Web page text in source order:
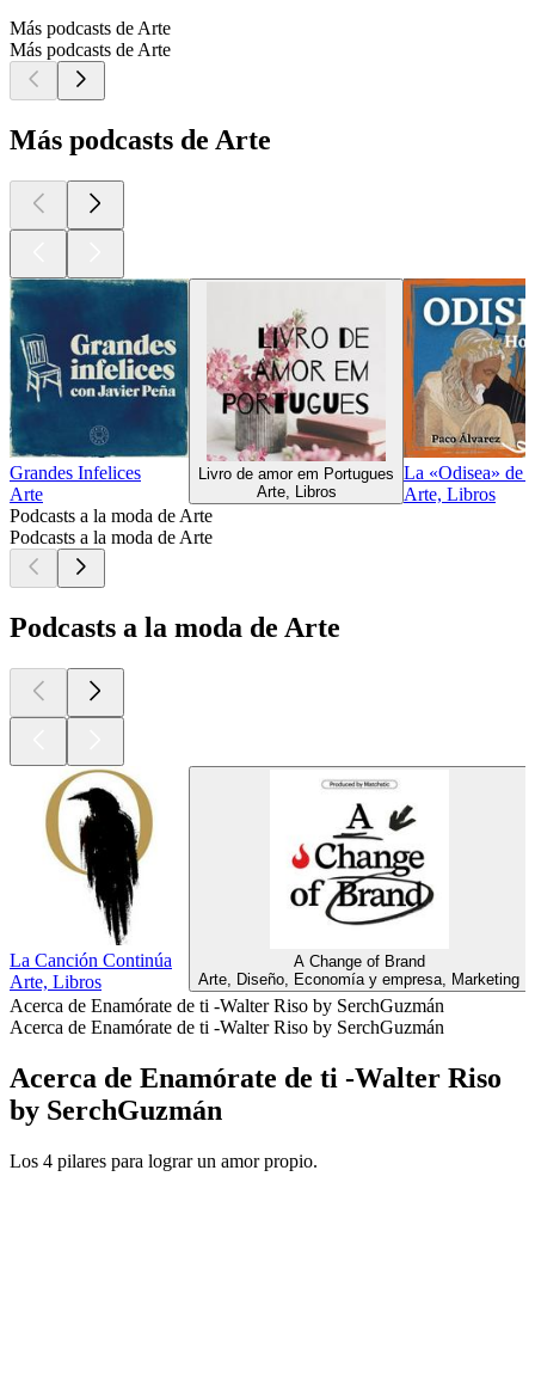
Más podcasts de Arte
Más podcasts de Arte
Más podcasts de Arte
Grandes Infelices
Arte
Livro de amor em Portugues
Arte, Libros
La «Odisea» de
Arte, Libros
Podcasts a la moda de Arte
Podcasts a la moda de Arte
Podcasts a la moda de Arte
La Canción Continúa
Arte, Libros
A Change of Brand
Arte, Diseño, Economía y empresa, Marketing
Acerca de Enamórate de ti -Walter Riso by SerchGuzmán
Acerca de Enamórate de ti -Walter Riso by SerchGuzmán
Acerca de Enamórate de ti -Walter Riso
by SerchGuzmán
Los 4 pilares para lograr un amor propio.